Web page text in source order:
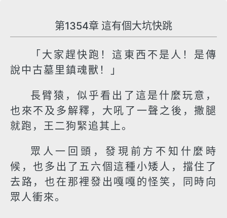
第1354章 這有個大坑快跳
「大家趕快跑！這東西不是人！是傳
說中古墓里鎮魂獸！」
長臂猿，似乎看出了這是什麼玩意，
也來不及多解釋，大吼了一聲之後，撒腿
就跑，王二狗緊追其上。
眾人一回頭，發現前方不知什麼時
候，也多出了五六個這種小矮人，擋住了
去路，也在那裡發出嘎嘎的怪笑，同時向
眾人衝來。